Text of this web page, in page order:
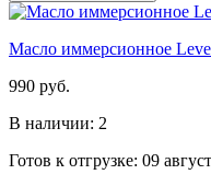
Масло иммерсионное
990 руб.
В наличии: 2
Готов к отгрузке: 09